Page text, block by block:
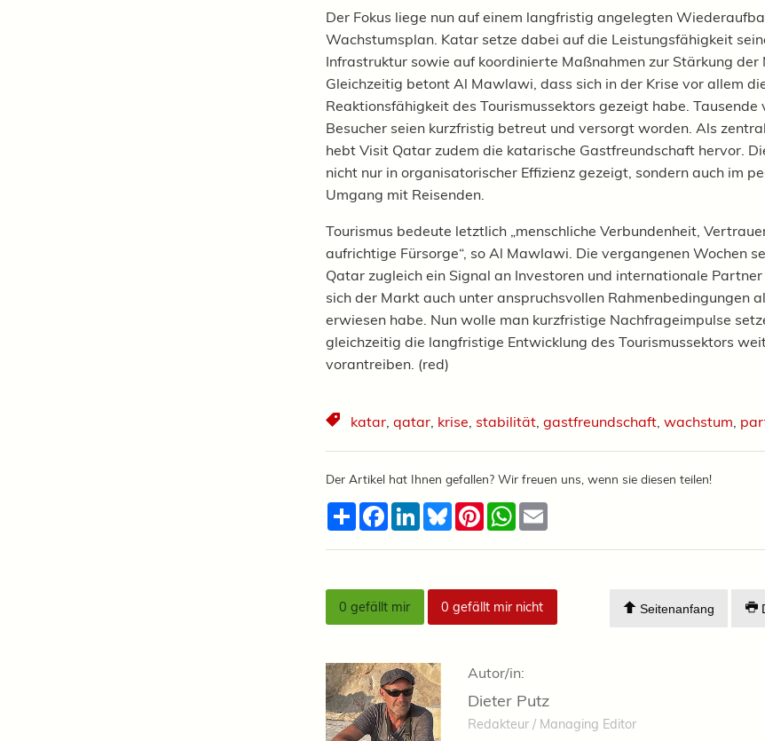
Der Fokus liege nun auf einem langfristig angelegten
Wachstumsplan. Katar setze dabei auf die Leistungsfähigkeit
Infrastruktur sowie auf koordinierte Maßnahmen zur Stärkung der
Gleichzeitig betont Al Mawlawi, dass sich in der Krise vor allem
Reaktionsfähigkeit des Tourismussektors gezeigt habe. Tausende
Besucher seien kurzfristig betreut und versorgt worden. Als
hebt Visit Qatar zudem die katarische Gastfreundschaft hervor.
nicht nur in organisatorischer Effizienz gezeigt, sondern auch im
Umgang mit Reisenden.
Tourismus bedeute letztlich „menschliche Verbundenheit,
aufrichtige Fürsorge“, so Al Mawlawi. Die vergangenen Wochen
Qatar zugleich ein Signal an Investoren und internationale
sich der Markt auch unter anspruchsvollen Rahmenbedingungen
erwiesen habe. Nun wolle man kurzfristige Nachfrageimpulse
gleichzeitig die langfristige Entwicklung des Tourismussektors
vorantreiben. (red)
katar qatar krise stabilität gastfreundschaft wachstum
Der Artikel hat Ihnen gefallen? Wir freuen uns, wenn sie diesen teilen!
TeilenFacebook
LinkedInBlueskyPinterestWhatsApp
0 gefällt mir 0 gefällt mir nicht Seitenanfang
Autor/in:
Dieter Putz
Redakteur / Managing Editor